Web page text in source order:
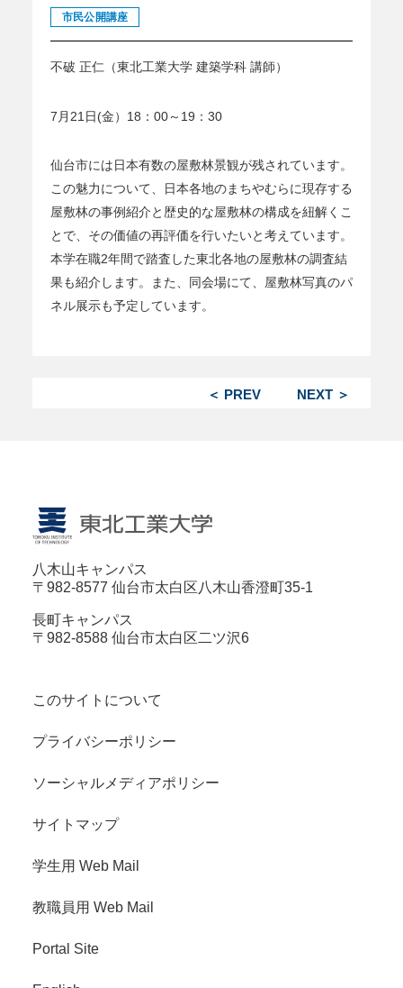
市民公開講座
不破 正仁（東北工業大学 建築学科 講師）
7月21日(金）18：00～19：30
仙台市には日本有数の屋敷林景観が残されています。
この魅力について、日本各地のまちやむらに現存する
屋敷林の事例紹介と歴史的な屋敷林の構成を紐解くこ
とで、その価値の再評価を行いたいと考えています。
本学在職2年間で踏査した東北各地の屋敷林の調査結
果も紹介します。また、同会場にて、屋敷林写真のパ
ネル展示も予定しています。
NEXT ＞
＜ PREV
八木山キャンパス
〒982-8577 仙台市太白区八木山香澄町35-1
長町キャンパス
〒982-8588 仙台市太白区二ツ沢6
このサイトについて
プライバシーポリシー
ソーシャルメディアポリシー
サイトマップ
学生用 Web Mail
教職員用 Web Mail
Portal Site